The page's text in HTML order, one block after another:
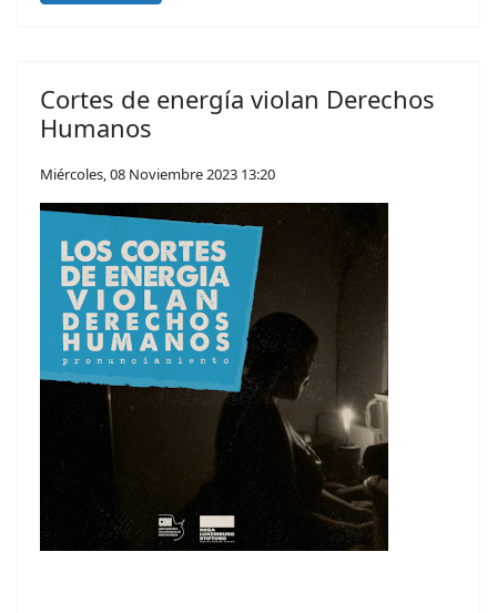
Cortes de energía violan Derechos
Humanos
Miércoles, 08 Noviembre 2023 13:20